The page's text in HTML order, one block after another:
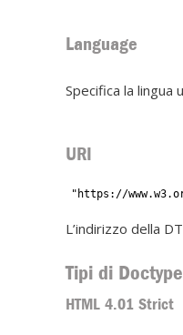
Language
Specifica la lingua
URI
"https://
L’indirizzo della
Tipi di Doctype
HTML 4.01 Strict